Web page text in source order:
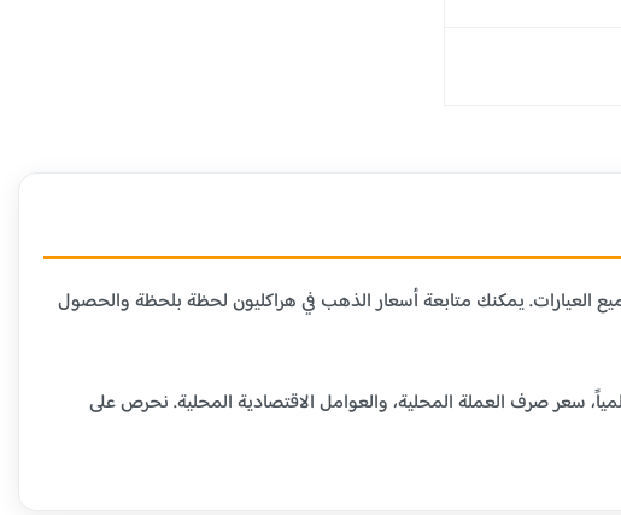
العيارات. يمكنك متابعة أسعار الذهب في هراكليون لحظة بلحظة والحصول
سعر صرف العملة المحلية، والعوامل الاقتصادية المحلية. نحرص على